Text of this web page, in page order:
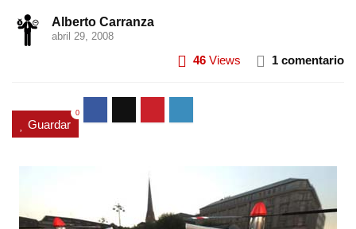
Alberto Carranza
abril 29, 2008
46 Views 1 comentario
Guardar
0